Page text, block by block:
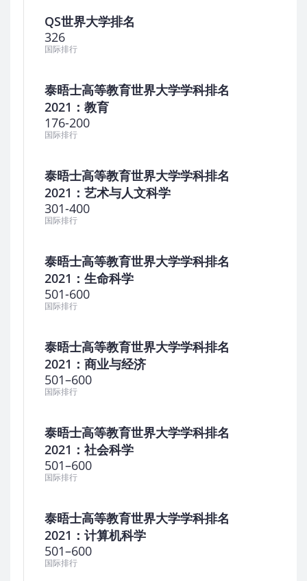
QS世界大学排名
326
国际排行
泰晤士高等教育世界大学学科排名
2021：教育
176-200
国际排行
泰晤士高等教育世界大学学科排名
2021：艺术与人文科学
301-400
国际排行
泰晤士高等教育世界大学学科排名
2021：生命科学
501-600
国际排行
泰晤士高等教育世界大学学科排名
2021：商业与经济
501–600
国际排行
泰晤士高等教育世界大学学科排名
2021：社会科学
501–600
国际排行
泰晤士高等教育世界大学学科排名
2021：计算机科学
501–600
国际排行